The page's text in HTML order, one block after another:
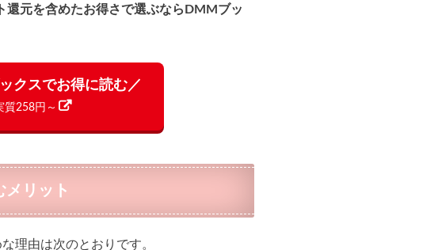
還元を含めたお得さで選ぶならDMMブッ
クスでお得に読む／
質258円～
リット
理由は次のとおりです。